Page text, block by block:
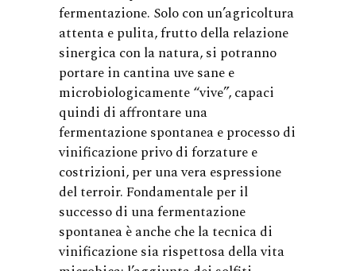
fermentazione. Solo con un’agricoltura
attenta e pulita, frutto della relazione
sinergica con la natura, si potranno
portare in cantina uve sane e
microbiologicamente “vive”, capaci
quindi di affrontare una
fermentazione spontanea e processo di
vinificazione privo di forzature e
costrizioni, per una vera espressione
del terroir. Fondamentale per il
successo di una fermentazione
spontanea è anche che la tecnica di
vinificazione sia rispettosa della vita